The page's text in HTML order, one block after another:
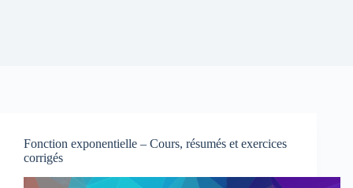
Fonction exponentielle – Cours, résumés et exercices
corrigés